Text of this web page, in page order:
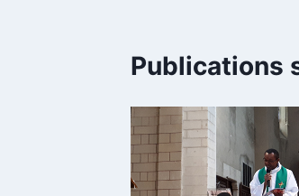
Publications